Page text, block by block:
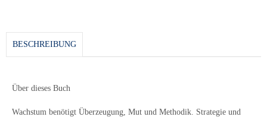
BESCHREIBUNG
Über dieses Buch
Wachstum benötigt Überzeugung, Mut und Methodik. Strategie und